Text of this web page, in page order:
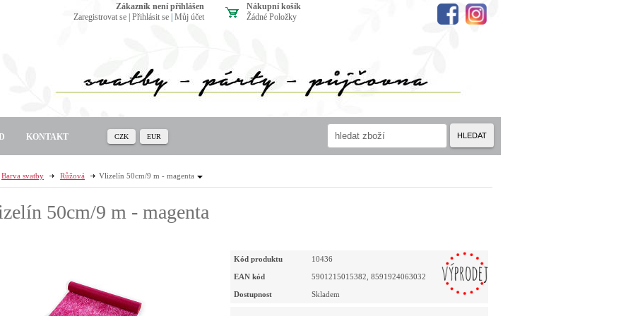
Barva svatby Růžová Vlizelín 50cm/9 m - magenta
50cm/9 m - magenta
Kód produktu 10436
EAN kód 5901215015382, 8591924063032
Dostupnost Skladem
Nákupní košík
Žádné Položky
zákazník není přihlášen
Zaregistrovat se Přihlásit se Můj účet
KONTAKT CZK EUR HLEDAT